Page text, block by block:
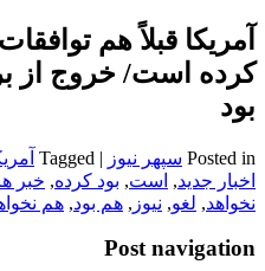
آمریکا قبلاً هم
کرده است/ خروج از
بود
Posted in سپهر نیوز |
Tagged
اخبار جدید, است, بود کرده, خبر
نخواهد, لغو, نیوز , هم بود, هم
Post navigation